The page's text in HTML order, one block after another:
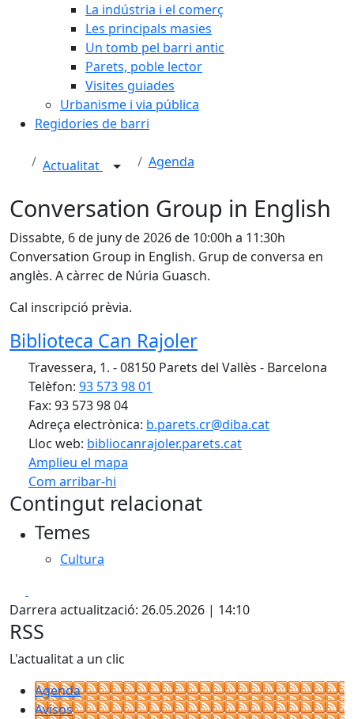
La indústria i el comerç
Les principals masies
Un tomb pel barri antic
Parets, poble lector
Visites guiades
Urbanisme i via pública
Regidories de barri
Actualitat Agenda
Conversation Group in English
Dissabte, 6 de juny de 2026 de 10:00h a 11:30h
Conversation Group in English. Grup de conversa en
anglès. A càrrec de Núria Guasch.
Cal inscripció prèvia.
Biblioteca Can Rajoler
Travessera, 1. - 08150 Parets del Vallès - Barcelona
Telèfon: 93 573 98 01
Fax: 93 573 98 04
Adreça electrònica: b.parets.cr@diba.cat
Lloc web: bibliocanrajoler.parets.cat
Amplieu el mapa
Com arribar-hi
+
Contingut relacionat
Temes
Cultura
Darrera actualització: 26.05.2026 | 14:10
RSS
L'actualitat a un clic
Agenda
Avisos